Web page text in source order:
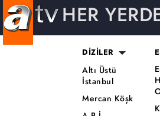
HER
DİZİLER
Altı Üstü
İstanbul
Mercan Köşk